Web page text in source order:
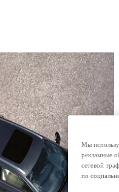
Мы
рекламные
сетевой
по